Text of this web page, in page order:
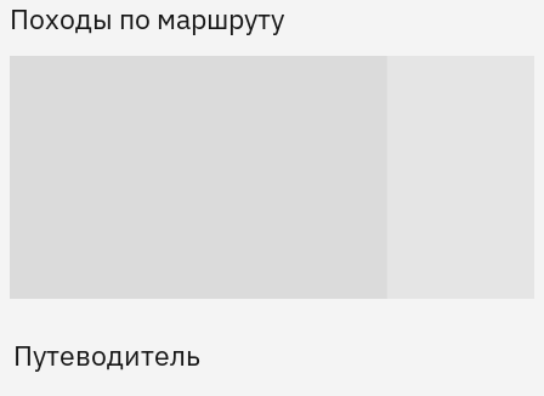
Походы по маршруту
Путеводитель